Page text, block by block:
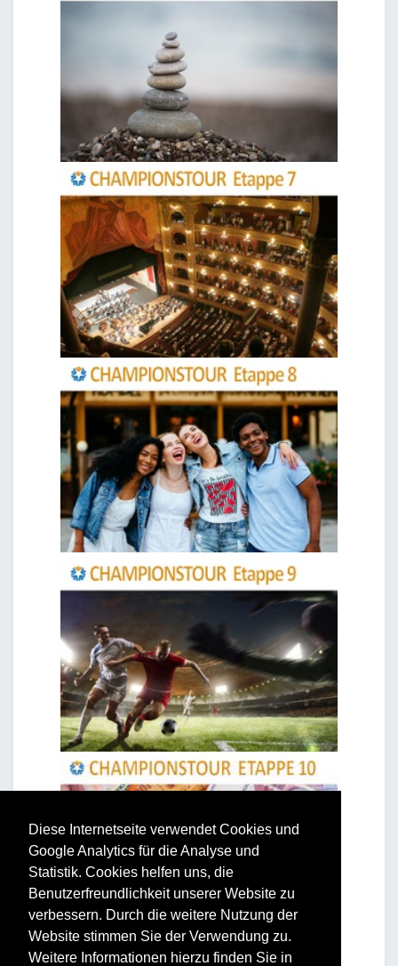
Diese Internetseite verwendet Cookies und
Google Analytics für die Analyse und
Statistik. Cookies helfen uns, die
Benutzerfreundlichkeit unserer Website zu
verbessern. Durch die weitere Nutzung der
Website stimmen Sie der Verwendung zu.
Weitere Informationen hierzu finden Sie in